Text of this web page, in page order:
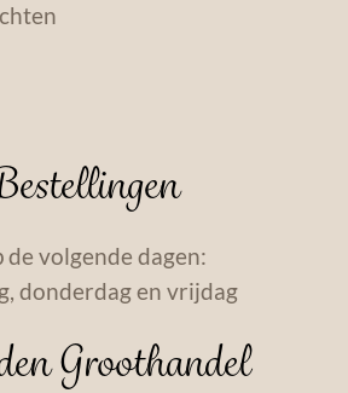
volgende dagen:
donderdag en vrijdag
Groothandel